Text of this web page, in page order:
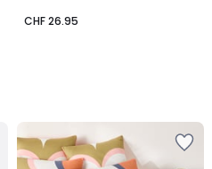
CHF 26.95